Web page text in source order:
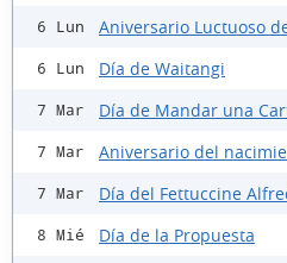
6 Lun Aniversario Luctuoso
6 Lun Día de Waitangi
7 Mar Día de Mandar una
7 Mar Aniversario del
7 Mar Día del Fettuccine
8 Mié Día de la Propuesta